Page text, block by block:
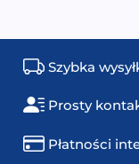
Szybka
Prosty
Płatności